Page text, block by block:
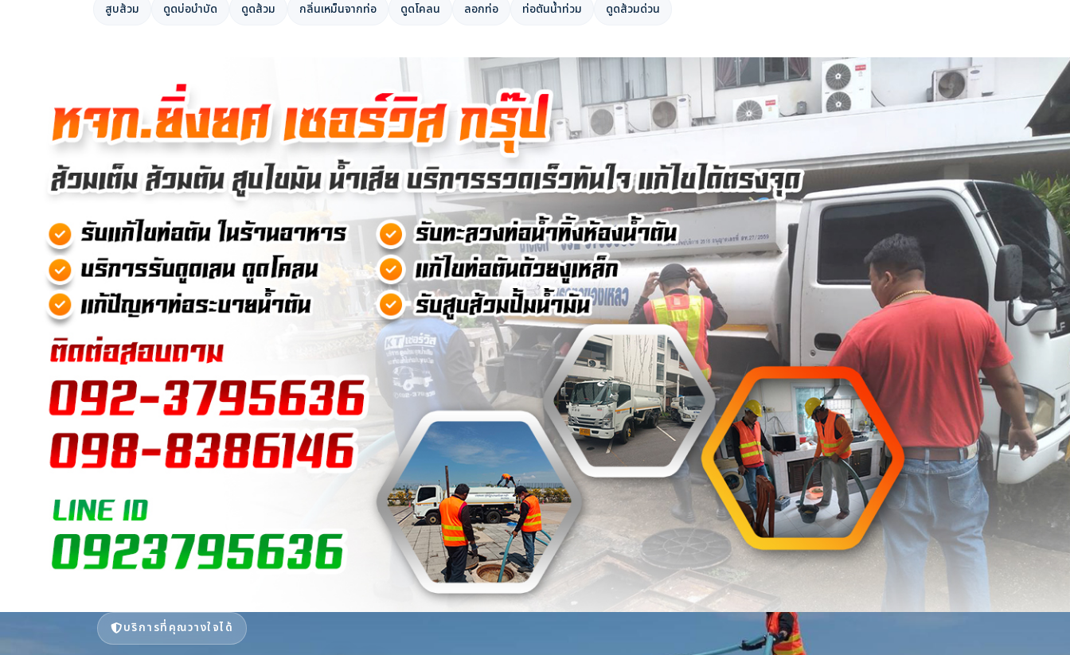
สูบส้วม ดูดบ่อบำบัด ดูดส้วม กลิ่นเหม็นจากท่อ ดูดโคลน ลอกท่อ ท่อตันน้ำท่วม ดูดส้วมด่วน
บริการที่คุณวางใจได้